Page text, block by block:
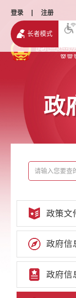
登录 | 注册
长者模式
政
政策文
政府信
政府信